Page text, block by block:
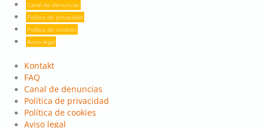
Canal de denuncias
Política de privacidad
Política de cookies
Aviso legal
Kontakt
FAQ
Canal de denuncias
Política de privacidad
Política de cookies
Aviso legal